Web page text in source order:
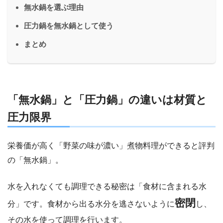
無水鍋を選ぶ理由
圧力鍋を無水鍋として使う
まとめ
「無水鍋」と「圧力鍋」の違いは材質と
圧力限界
栄養価が高く「野菜の味が濃い」煮物料理ができると評判
の「無水鍋」。
水を入れなくても調理できる秘密は「食材に含まれる水
分」です。食材から出る水分を逃さないように密閉 し、
その水を使って調理を行います。